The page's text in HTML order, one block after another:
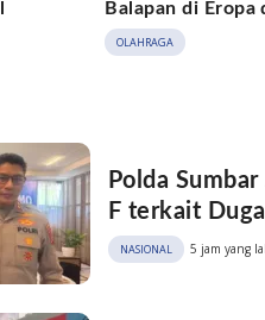
Balapan di Eropa
OLAHRAGA
Polda
F terkait
NASIONAL 5 jam yang